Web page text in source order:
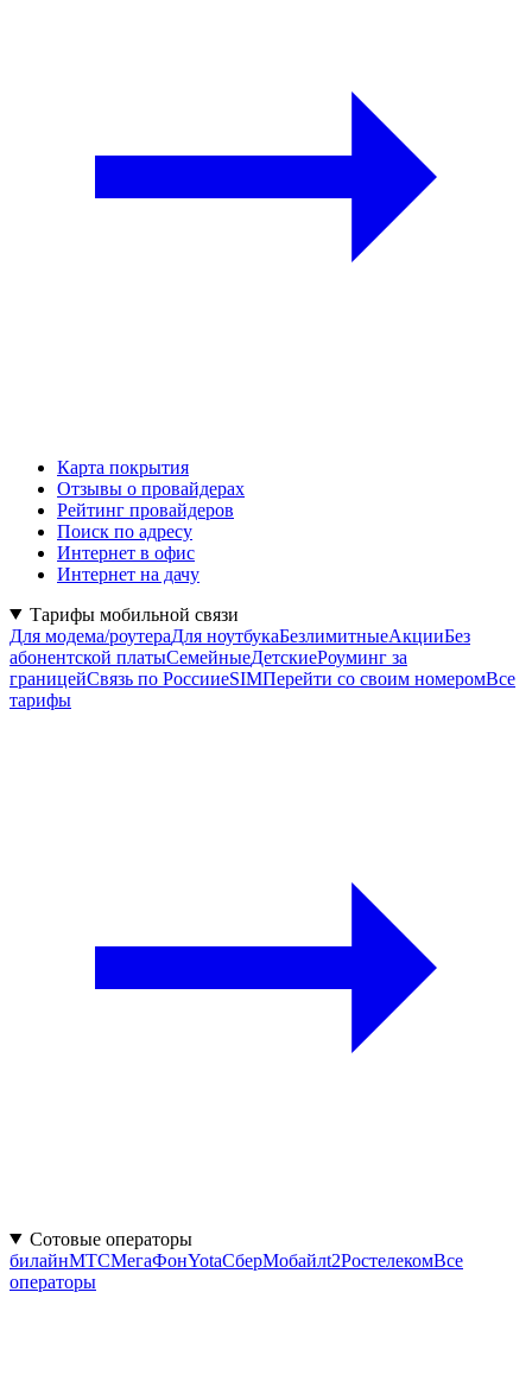
Карта покрытия
Отзывы о провайдерах
Рейтинг провайдеров
Поиск по адресу
Интернет в офис
Интернет на дачу
Тарифы мобильной связи
Для модема/роутераДля ноутбукаБезлимитныеАкцииБез
абонентской платыСемейныеДетскиеРоуминг за
границейСвязь по РоссииeSIMПерейти со своим номеромВсе
тарифы
Сотовые операторы
билайнМТСМегаФонYotaСберМобайлt2РостелекомВсе
операторы